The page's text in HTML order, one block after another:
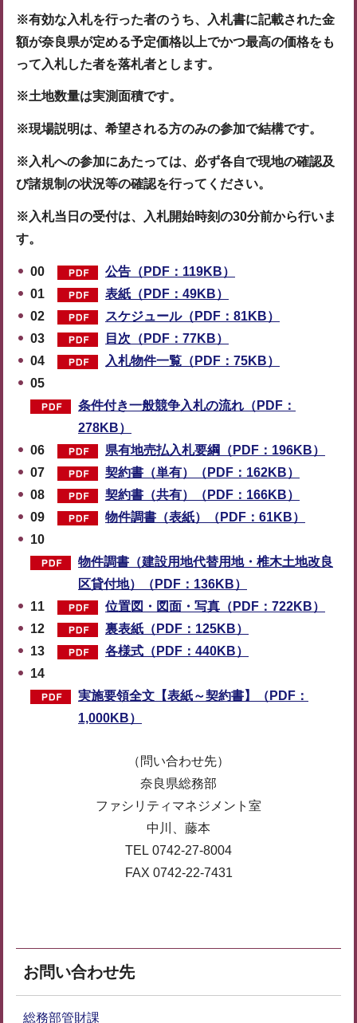
※有効な入札を行った者のうち、入札書に記載された金
額が奈良県が定める予定価格以上でかつ最高の価格をも
って入札した者を落札者とします。
※土地数量は実測面積です。
※現場説明は、希望される方のみの参加で結構です。
※入札への参加にあたっては、必ず各自で現地の確認及
び諸規制の状況等の確認を行って ください。
※入札当日の受付は、入札開始時刻の30分前から行いま
す。
00
公告（PDF：119KB）
01
表紙（PDF：49KB）
02
スケジュール（PDF：81KB）
03
目次（PDF：77KB）
04
入札物件一覧（PDF：75KB）
05
条件付き一般競争入札の流れ（PDF：
278KB）
06
県有地売払入札要綱（PDF：196KB）
07
契約書（単有）（PDF：162KB）
08
契約書（共有）（PDF：166KB）
09
物件調書（表紙）（PDF：61KB）
10
物件調書（建設用地代替用地・椎木土地改良
区貸付地）（PDF：136KB）
11
位置図・図面・写真（PDF：722KB）
12
裏表紙（PDF：125KB）
13
各様式（PDF：440KB）
14
実施要領全文【表紙～契約書】（PDF：
1,000KB）
（問い合わせ先）
奈良県総務部
ファシリティマネジメント室
中川、藤本
TEL 0742-27-8004
FAX 0742-22-7431
お問い合わせ先
総務部管財課